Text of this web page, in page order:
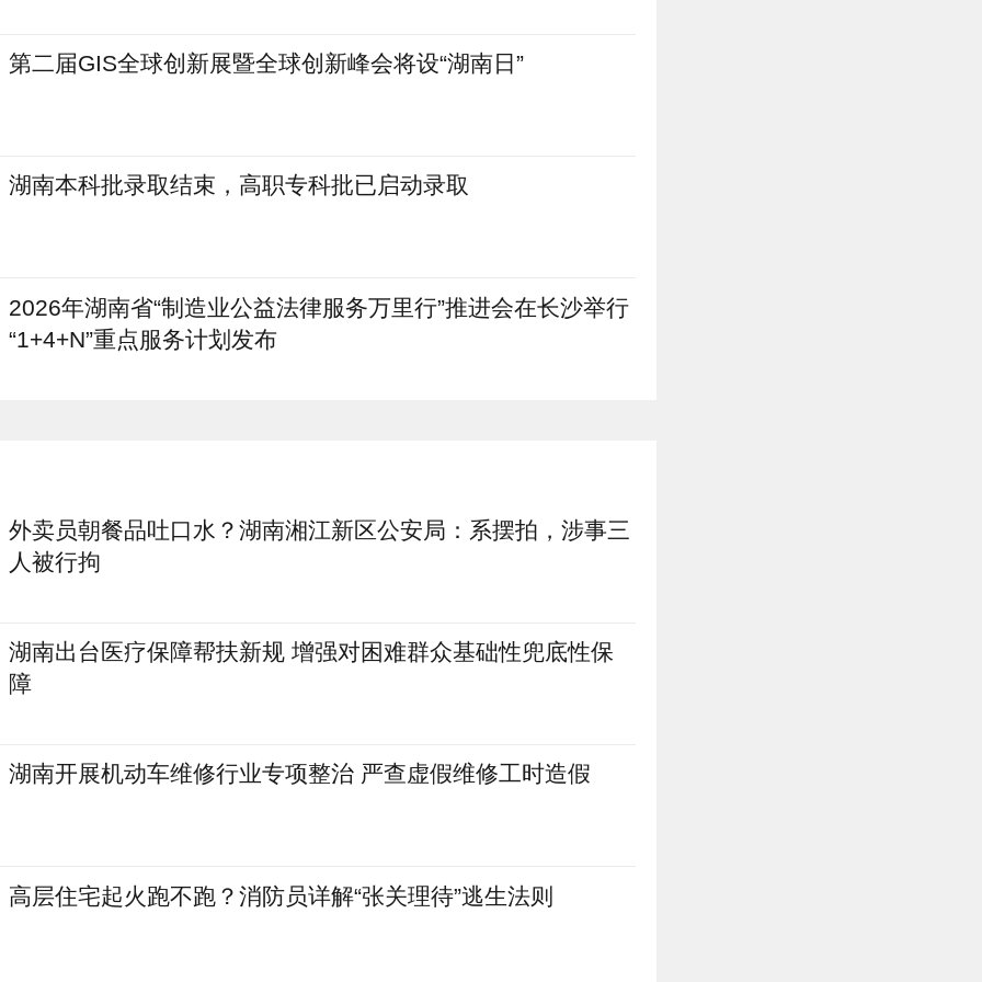
第二届GIS全球创新展暨全球创新峰会将设“湖南日”
湖南本科批录取结束，高职专科批已启动录取
2026年湖南省“制造业公益法律服务万里行”推进会在长沙举行
“1+4+N”重点服务计划发布
外卖员朝餐品吐口水？湖南湘江新区公安局：系摆拍，涉事三
人被行拘
湖南出台医疗保障帮扶新规 增强对困难群众基础性兜底性保
障
湖南开展机动车维修行业专项整治 严查虚假维修工时造假
高层住宅起火跑不跑？消防员详解“张关理待”逃生法则